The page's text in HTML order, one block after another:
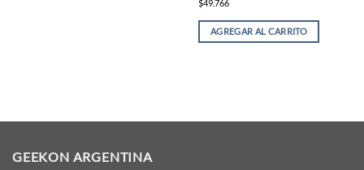
$49.766
AGREGAR AL CARRITO
GEEKON ARGENTINA